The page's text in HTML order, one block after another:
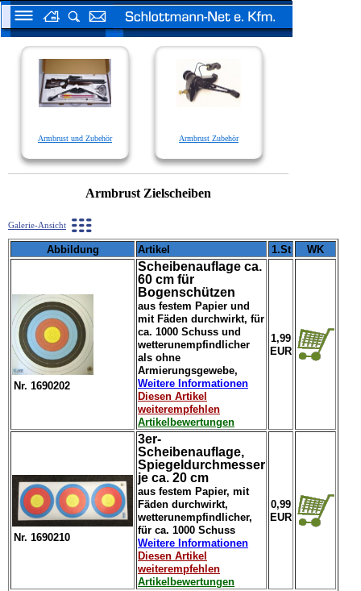
Armbrust und Zubehör Armbrust Zubehör
Armbrust Zielscheiben
Galerie-Ansicht
Abbildung Artikel 1.St WK
Nr. 1690202
Scheibenauflage ca.
60 cm für
Bogenschützen
aus festem Papier und
mit Fäden durchwirkt, für
ca. 1000 Schuss und
wetterunempfindlicher
als ohne
Armierungsgewebe,
Weitere Informationen
Diesen Artikel
weiterempfehlen
Artikelbewertungen
1,99
EUR
Nr. 1690210
3er-
Scheibenauflage,
Spiegeldurchmesser
je ca. 20 cm
aus festem Papier, mit
Fäden durchwirkt,
wetterunempfindlicher,
für ca. 1000 Schuss
Weitere Informationen
Diesen Artikel
weiterempfehlen
Artikelbewertungen
0,99
EUR